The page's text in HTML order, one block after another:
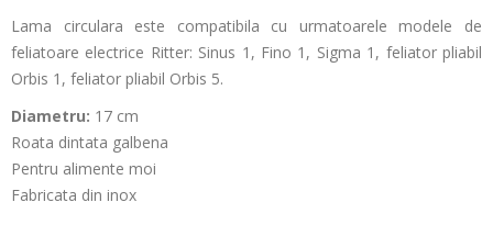
Lama circulara este compatibila cu urmatoarele modele de
feliatoare electrice Ritter: Sinus 1, Fino 1, Sigma 1, feliator pliabil
Orbis 1, feliator pliabil Orbis 5.
Diametru: 17 cm
Roata dintata galbena
Pentru alimente moi
Fabricata din inox